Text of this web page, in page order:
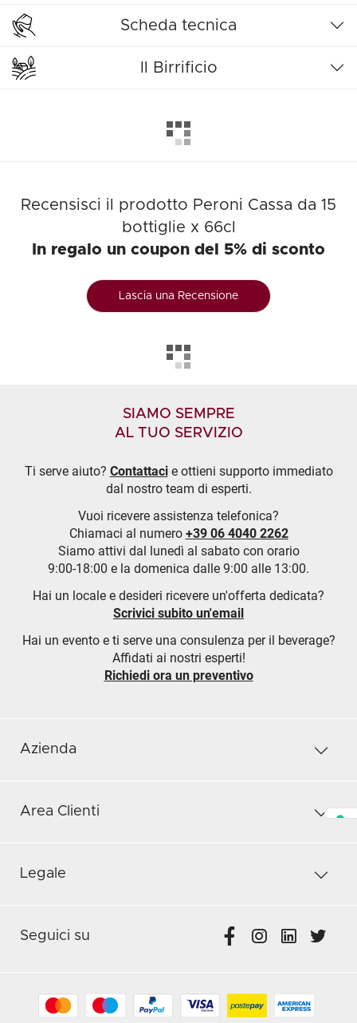
Scheda tecnica
Il Birrificio
Recensisci il prodotto Peroni Cassa da 15
bottiglie x 66cl
In regalo un coupon del 5% di sconto
Lascia una Recensione
SIAMO SEMPRE
AL TUO SERVIZIO
Ti serve aiuto? Contattacie ottieni supporto immediato
dal nostro team di esperti.
Vuoi ricevere assistenza telefonica?
Chiamaci al numero +39 06 4040 2262
Siamo attivi dal lunedì al sabato con orario
9:00-18:00 e la domenica dalle 9:00 alle 13:00.
Hai un locale e desideri ricevere un'offerta dedicata?
Scrivici subito un'email
Hai un evento e ti serve una consulenza per il beverage?
Affidati ai nostri esperti!
Richiedi ora un preventivo
Azienda
Area Clienti
Legale
Seguici su